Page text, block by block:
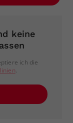
keine
ich die
.